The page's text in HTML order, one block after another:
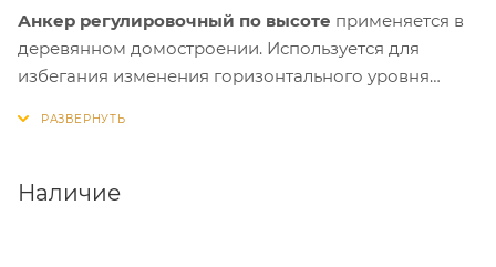
Анкер регулировочный по высоте применяется в
деревянном домостроении. Используется для
избегания изменения горизонтального уровня
без нее, в зависимости от инженерного решения).
Наличие